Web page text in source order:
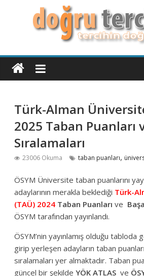
Türk-Alman
2025 Taban Puanları
Sıralamaları
23006 Okuma taban puanları,
ÖSYM Üniversite taban puanlarını
adaylarının merakla beklediği Türk-
(TAÜ) 2024 Taban Puanları ve
ÖSYM tarafından yayınlandı.
ÖSYM’nin yayınlamış olduğu tabloda
girip yerleşen adayların taban
sıralamaları yer almaktadır. Taban
güncel bir şekildeYÖK ATLAS ve